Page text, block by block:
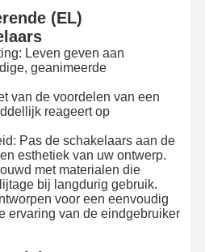
Contact Met
Ons Op
(EL)
Leven geven aan
geanimeerde
van de voordelen van een
reageert op
Pas de schakelaars aan de
esthetiek van uw ontwerp.
met materialen die
bij langdurig gebruik.
voor een eenvoudig
ervaring van de eindgebruiker